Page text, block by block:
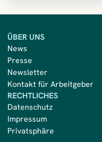
ÜBER UNS
News
Presse
Newsletter
Kontakt für Arbeitgeber
RECHTLICHES
Datenschutz
Impressum
Privatsphäre